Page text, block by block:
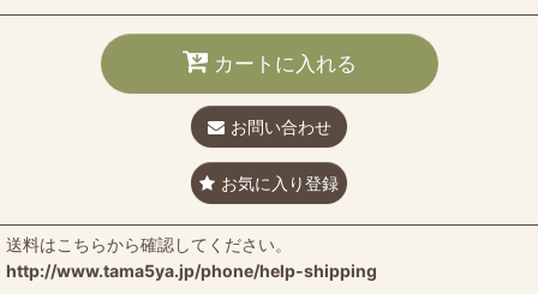
カートに入れる
お問い合わせ
お気に入り登録
送料はこちらから確認してください。
http://www.tama5ya.jp/phone/help-shipping